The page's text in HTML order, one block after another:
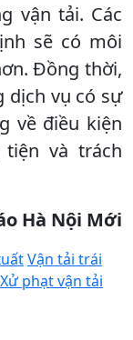
vận tải. Các
sẽ có môi
Đồng thời,
dịch vụ có sự
về điều kiện
và trách
Hà Nội Mới
Vận tải trái
Xử phạt vận tải